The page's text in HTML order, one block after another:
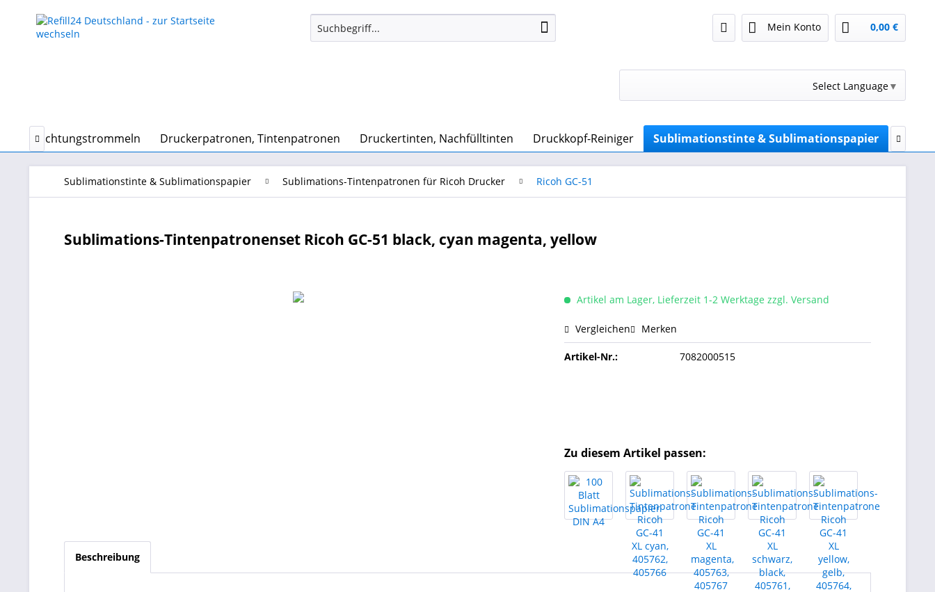
Mein Konto 0,00 €
Select Language▼
Belichtungstrommeln Druckerpatronen, Tintenpatronen Druckertinten, Nachfülltinten Druckkopf-Reiniger Sublimationstinte & Sublimationspapier Chip-
 
Sublimationstinte & Sublimationspapier Sublimations-Tintenpatronen für Ricoh Drucker Ricoh GC-51
Sublimations-Tintenpatronenset Ricoh GC-51 black, cyan magenta, yellow
Artikel am Lager, Lieferzeit 1-2 Werktage zzgl. Versand
Vergleichen Merken
Artikel-Nr.: 7082000515
Zu diesem Artikel passen:
Beschreibung